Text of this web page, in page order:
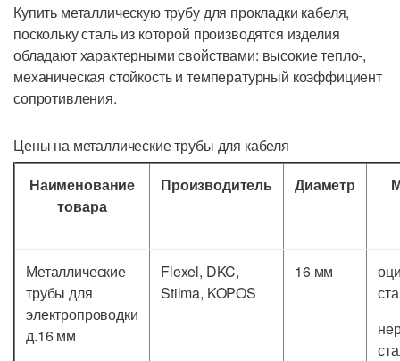
Купить металлическую трубу для прокладки кабеля,
поскольку сталь из которой производятся изделия
обладают характерными свойствами: высокие тепло-,
механическая стойкость и температурный коэффициент
сопротивления.
Цены на металлические трубы для кабеля
Наименование
товара
Производитель Диаметр
Металлические
трубы для
электропроводки
д.16 мм
Flexel, DKC,
Stilma, KOPOS
16 мм